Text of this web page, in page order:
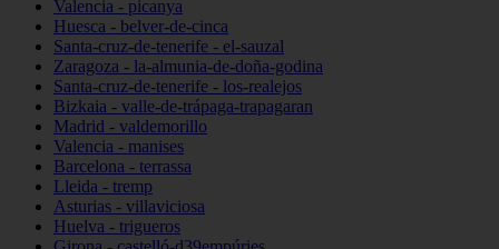
Valencia - picanya
Huesca - belver-de-cinca
Santa-cruz-de-tenerife - el-sauzal
Zaragoza - la-almunia-de-doña-godina
Santa-cruz-de-tenerife - los-realejos
Bizkaia - valle-de-trápaga-trapagaran
Madrid - valdemorillo
Valencia - manises
Barcelona - terrassa
Lleida - tremp
Asturias - villaviciosa
Huelva - trigueros